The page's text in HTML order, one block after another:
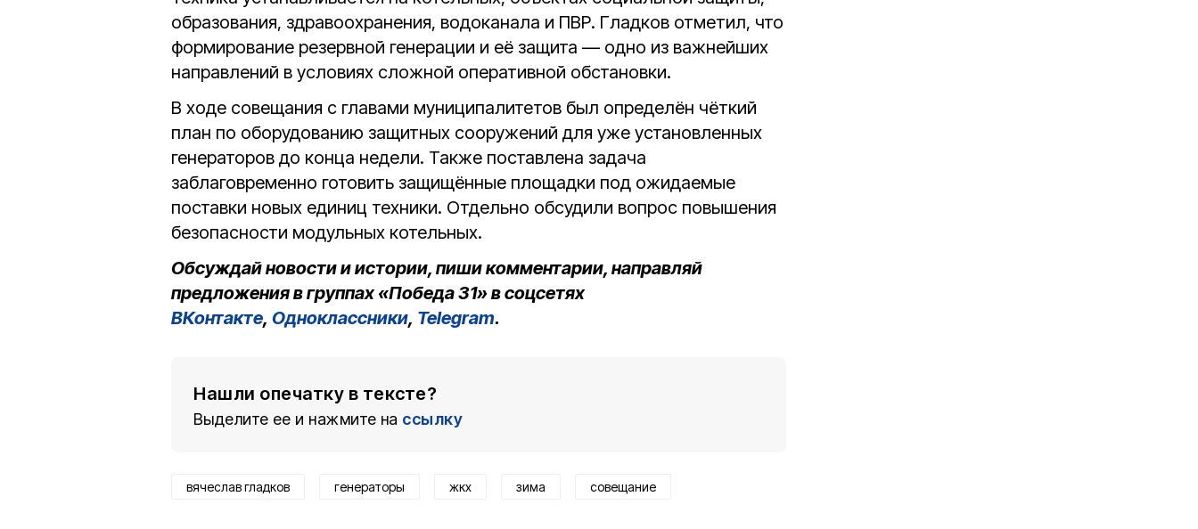
образования, здравоохранения, водоканала и ПВР. Гладков отметил, что
формирование резервной генерации и её защита — одно из важнейших
направлений в условиях сложной оперативной обстановки.
В ходе совещания с главами муниципалитетов был определён чёткий
план по оборудованию защитных сооружений для уже установленных
генераторов до конца недели. Также поставлена задача
заблаговременно готовить защищённые площадки под ожидаемые
поставки новых единиц техники. Отдельно обсудили вопрос повышения
безопасности модульных котельных.
Обсуждай новости и истории, пиши комментарии, направляй
предложения в группах «Победа 31» в соцсетях
ВКонтакте, Одноклассники, Telegram.
Нашли опечатку в тексте?
Выделите ее и нажмите на ссылку
вячеслав гладков генераторы жкх зима совещание